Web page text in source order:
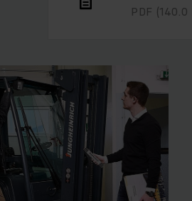
PDF (140.0